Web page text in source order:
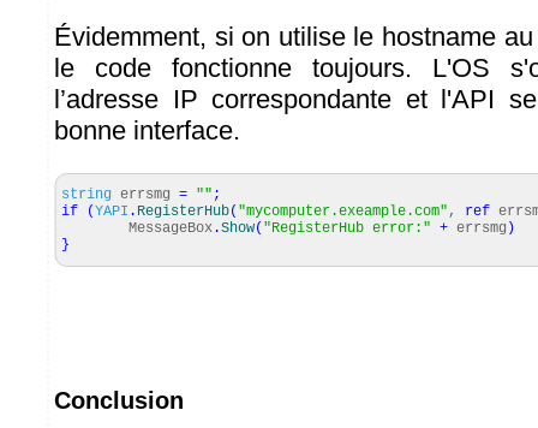
Évidemment, si on utilise le hostname
le code fonctionne toujours. L'OS
l’adresse IP correspondante et l'API
bonne interface.
string errsmg = "" ;
if
(YAPI . RegisterHub( "mycomputer.exeample.com" , ref
MessageBox .Show( "RegisterHub error:" + errsmg )
}
Conclusion